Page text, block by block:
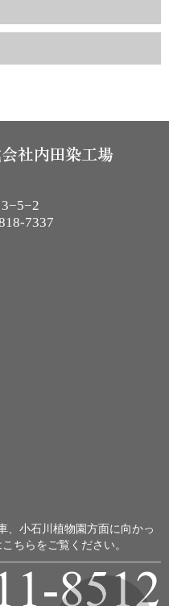
7337
、小石川植物園方面に向かっ
ちらをご覧ください。